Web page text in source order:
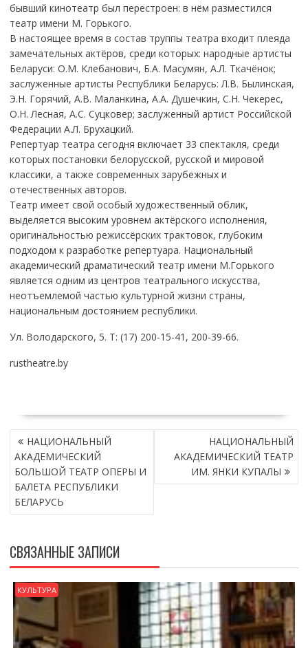
бывший кинотеатр был перестроен: в нём разместился
театр имени М. Горького.
В настоящее время в состав труппы театра входит плеяда
замечательных актёров, среди которых: народные артисты
Беларуси: О.М. Клебанович, Б.А. Масумян, А.Л. Ткачёнок;
заслуженные артисты Республики Беларусь: Л.В. Былинская,
Э.Н. Горячий, А.В. Маланкина, А.А. Душечкин, С.Н. Чекерес,
О.Н. Лесная, А.С. Суцковер; заслуженный артист Российской
Федерации А.Л. Брухацкий.
Репертуар театра сегодня включает 33 спектакля, среди
которых постановки белорусской, русской и мировой
классики, а также современных зарубежных и
отечественных авторов.
Театр имеет свой особый художественный облик,
выделяется высоким уровнем актёрского исполнения,
оригинальностью режиссёрских трактовок, глубоким
подходом к разработке репертуара. Национальный
академический драматический театр имени М.Горького
является одним из центров театрального искусства,
неотъемлемой частью культурной жизни страны,
национальным достоянием республики.
Ул. Володарского, 5. Т: (17) 200-15-41, 200-39-66.
rustheatre.by
НАВИГАЦИЯ
ПО
ЗАПИСЯМ
НАЦИОНАЛЬНЫЙ
АКАДЕМИЧЕСКИЙ
БОЛЬШОЙ ТЕАТР ОПЕРЫ И
БАЛЕТА РЕСПУБЛИКИ
БЕЛАРУСЬ
НАЦИОНАЛЬНЫЙ
АКАДЕМИЧЕСКИЙ ТЕАТР
ИМ. ЯНКИ КУПАЛЫ
СВЯЗАННЫЕ ЗАПИСИ
КУЛЬТУРА